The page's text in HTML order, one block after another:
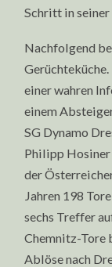
Schritt in seiner
Nachfolgend
einer wahren
einem
SG Dynamo
Philipp Hosiner
der
Jahren 198
sechs Treffer
Chemnitz-Tore
Ablöse nach